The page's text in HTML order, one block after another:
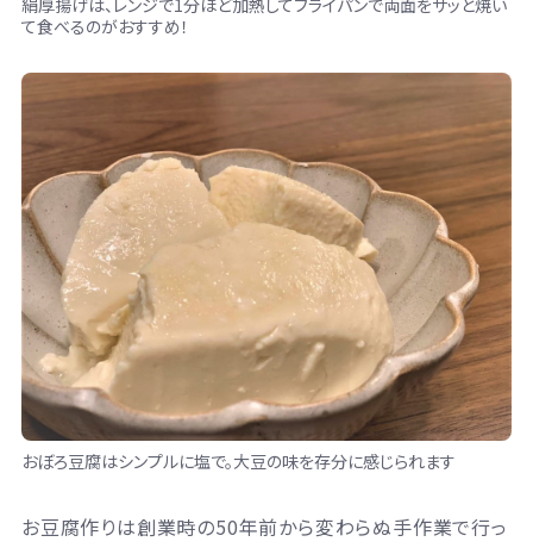
て食べるのがおすすめ！
おぼろ豆腐はシンプルに塩で。大豆の味を存分に感じられます
お豆腐作りは創業時の50年前から変わらぬ手作業で行っ